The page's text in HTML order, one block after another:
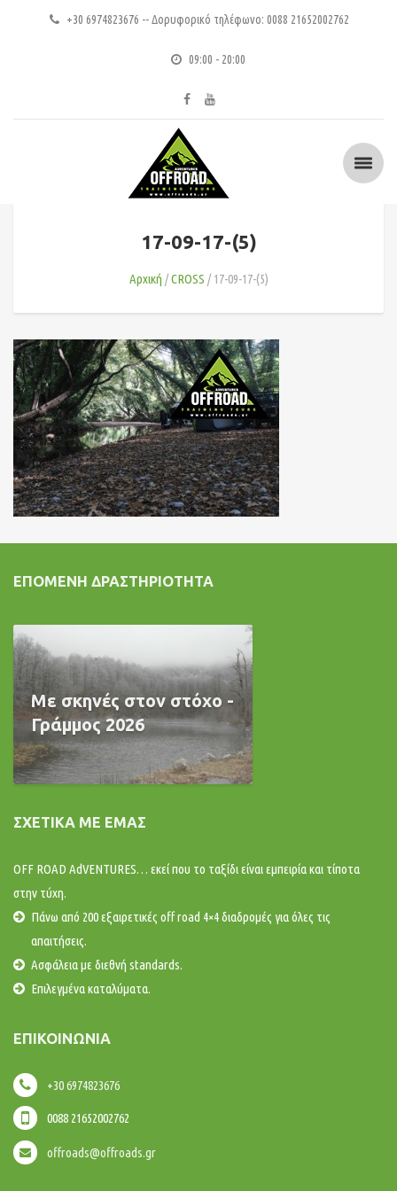
+30 6974823676 -- Δορυφορικό τηλέφωνο: 0088 21652002762
09:00 - 20:00
17-09-17-(5)
Αρχική CROSS 17-09-17-(5)
ΕΠΌΜΕΝΗ ΔΡΑΣΤΗΡΙΌΤΗΤΑ
Με σκηνές στον στόχο -
Γράμμος 2026
ΣΧΕΤΙΚΆ ΜΕ ΕΜΆΣ
OFF ROAD AdVENTURES… εκεί που το ταξίδι είναι εμπειρία και τίποτα
στην τύχη.
Πάνω από 200 εξαιρετικές off road 4×4 διαδρομές για όλες τις
απαιτήσεις.
Ασφάλεια με διεθνή standards.
Επιλεγμένα καταλύματα.
ΕΠΙΚΟΙΝΩΝΊΑ
+30 6974823676
0088 21652002762
offroads@offroads.gr